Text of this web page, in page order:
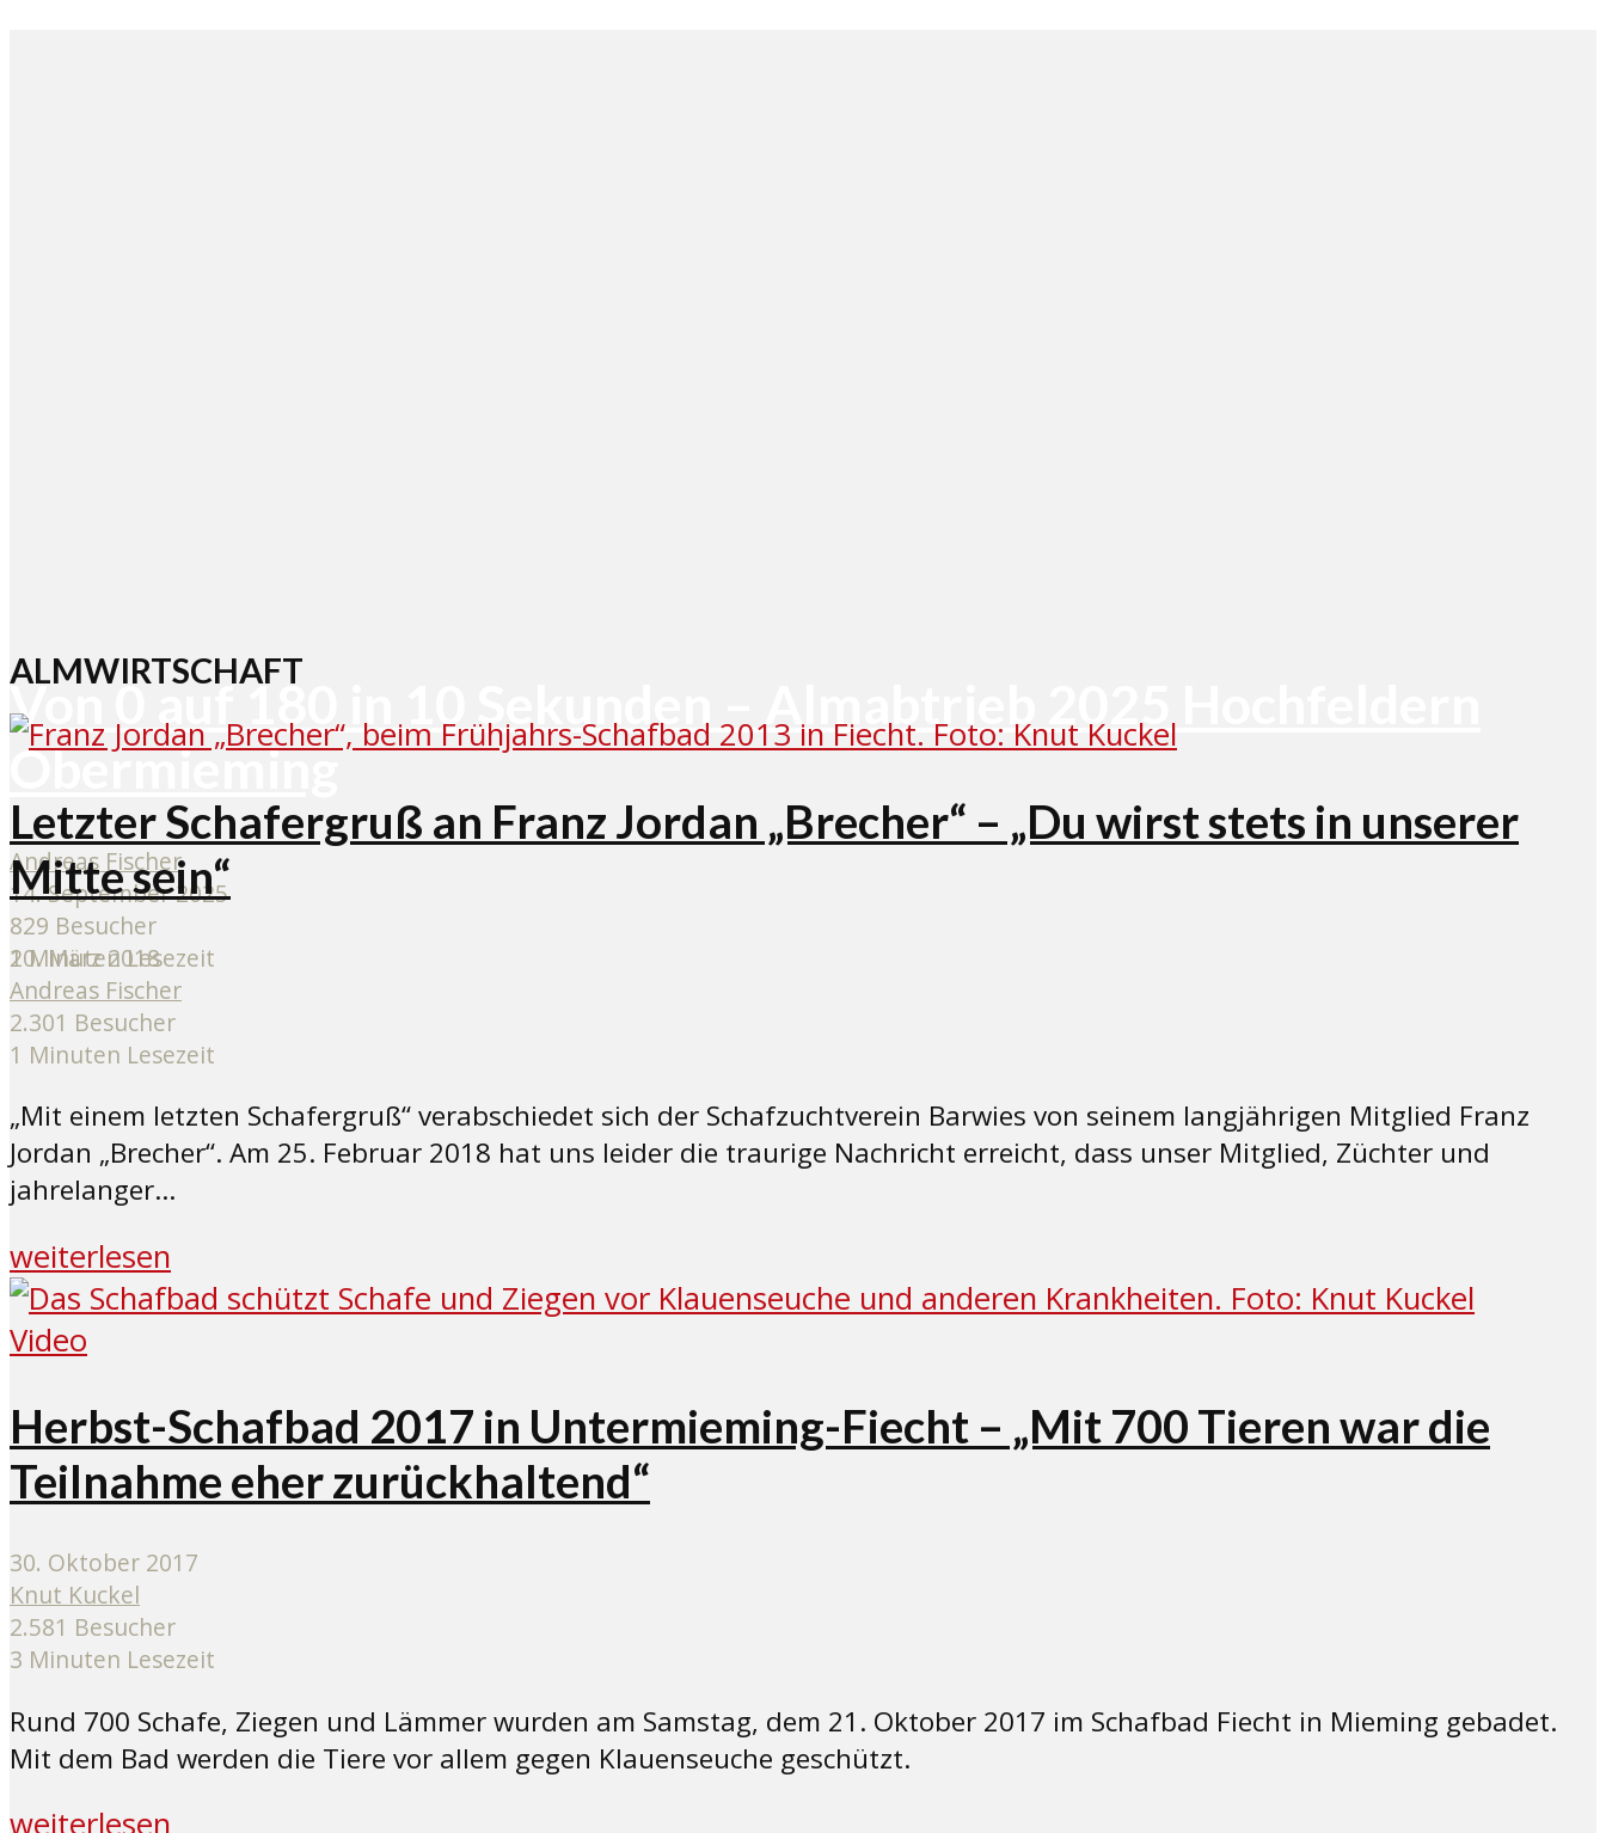
Von 0 auf 180 in 10 Sekunden – Almabtrieb 2025 Hochfeldern
Obermieming
Andreas Fischer
14. September 2025
829 Besucher
2 Minuten Lesezeit
ALMWIRTSCHAFT
Letzter Schafergruß an Franz Jordan „Brecher“ – „Du wirst stets in unserer
Mitte sein“
10. März 2018
Andreas Fischer
2.301 Besucher
1 Minuten Lesezeit
„Mit einem letzten Schafergruß“ verabschiedet sich der Schafzuchtverein Barwies von seinem langjährigen Mitglied Franz
Jordan „Brecher“. Am 25. Februar 2018 hat uns leider die traurige Nachricht erreicht, dass unser Mitglied, Züchter und
jahrelanger...
weiterlesen
Video
Herbst-Schafbad 2017 in Untermieming-Fiecht – „Mit 700 Tieren war die
Teilnahme eher zurückhaltend“
30. Oktober 2017
Knut Kuckel
2.581 Besucher
3 Minuten Lesezeit
Rund 700 Schafe, Ziegen und Lämmer wurden am Samstag, dem 21. Oktober 2017 im Schafbad Fiecht in Mieming gebadet.
Mit dem Bad werden die Tiere vor allem gegen Klauenseuche geschützt.
weiterlesen